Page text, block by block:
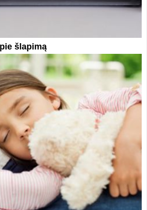
šlapimą